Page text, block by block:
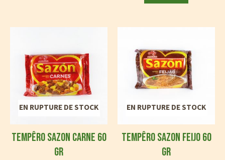
EN RUPTURE DE STOCK
TEMPÊRO SAZON CARNE 60
GR
EN RUPTURE DE STOCK
TEMPÊRO SAZON FEIJO 60
GR